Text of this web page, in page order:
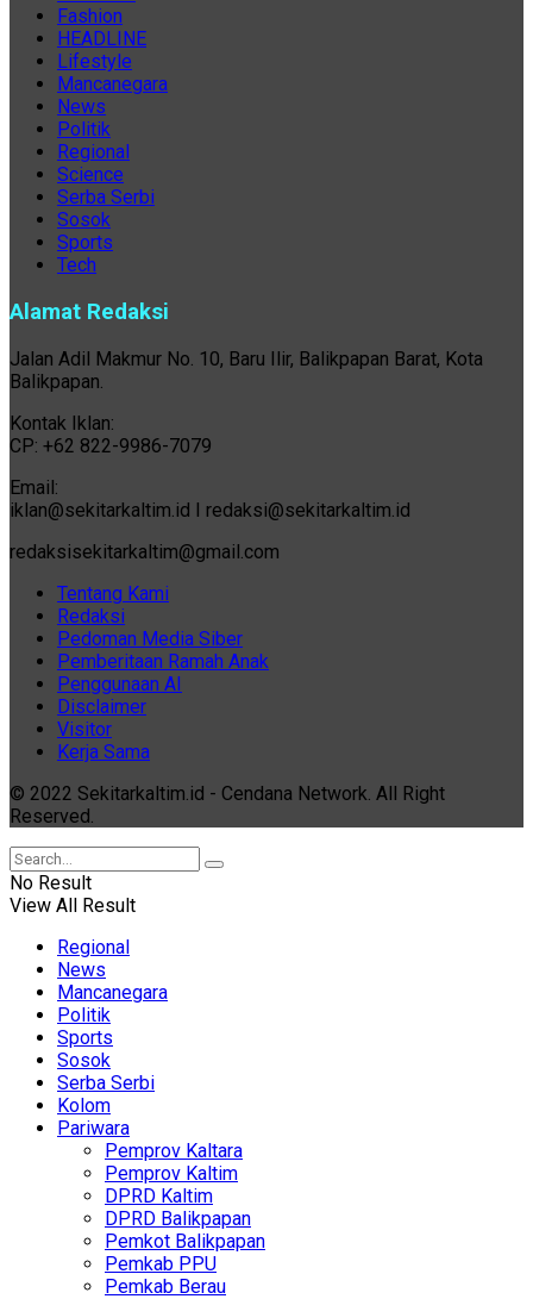
Fashion
HEADLINE
Lifestyle
Mancanegara
News
Politik
Regional
Science
Serba Serbi
Sosok
Sports
Tech
Alamat Redaksi
Jalan Adil Makmur No. 10, Baru Ilir, Balikpapan Barat, Kota
Balikpapan.
Kontak Iklan:
CP: +62 822-9986-7079
Email:
iklan@sekitarkaltim.id I redaksi@sekitarkaltim.id
redaksisekitarkaltim@gmail.com
Tentang Kami
Redaksi
Pedoman Media Siber
Pemberitaan Ramah Anak
Penggunaan AI
Disclaimer
Visitor
Kerja Sama
© 2022 Sekitarkaltim.id - Cendana Network. All Right
Reserved.
No Result
View All Result
Regional
News
Mancanegara
Politik
Sports
Sosok
Serba Serbi
Kolom
Pariwara
Pemprov Kaltara
Pemprov Kaltim
DPRD Kaltim
DPRD Balikpapan
Pemkot Balikpapan
Pemkab PPU
Pemkab Berau